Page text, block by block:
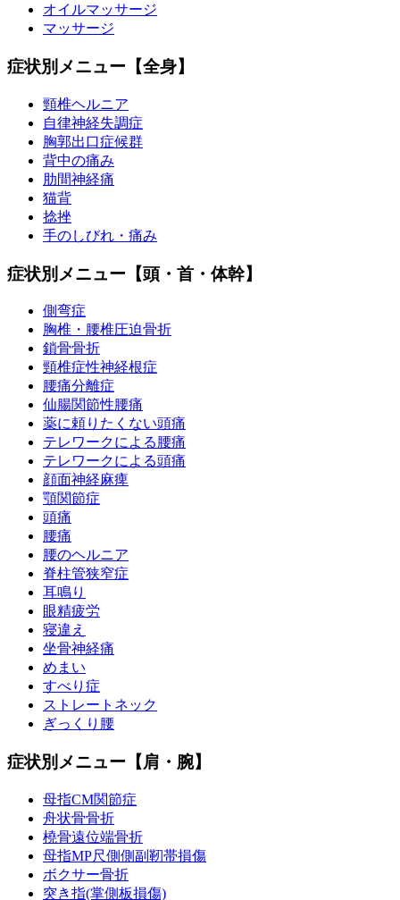
オイルマッサージ
マッサージ
症状別メニュー【全身】
頸椎ヘルニア
自律神経失調症
胸郭出口症候群
背中の痛み
肋間神経痛
猫背
捻挫
手のしびれ・痛み
症状別メニュー【頭・首・体幹】
側弯症
胸椎・腰椎圧迫骨折
鎖骨骨折
頸椎症性神経根症
腰痛分離症
仙腸関節性腰痛
薬に頼りたくない頭痛
テレワークによる腰痛
テレワークによる頭痛
顔面神経麻痺
顎関節症
頭痛
腰痛
腰のヘルニア
脊柱管狭窄症
耳鳴り
眼精疲労
寝違え
坐骨神経痛
めまい
すべり症
ストレートネック
ぎっくり腰
症状別メニュー【肩・腕】
母指CM関節症
舟状骨骨折
橈骨遠位端骨折
母指MP尺側側副靭帯損傷
ボクサー骨折
突き指(掌側板損傷)